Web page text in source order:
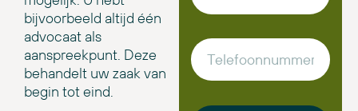
bijvoorbeeld altijd één
advocaat als
aanspreekpunt. Deze
behandelt uw zaak van
begin tot eind.